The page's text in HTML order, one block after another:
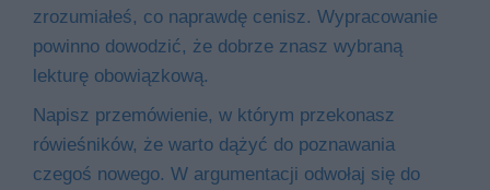
zrozumiałeś, co naprawdę cenisz. Wypracowanie
powinno dowodzić, że dobrze znasz wybraną
lekturę obowiązkową.
Napisz przemówienie, w którym przekonasz
rówieśników, że warto dążyć do poznawania
czegoś nowego. W argumentacji odwołaj się do